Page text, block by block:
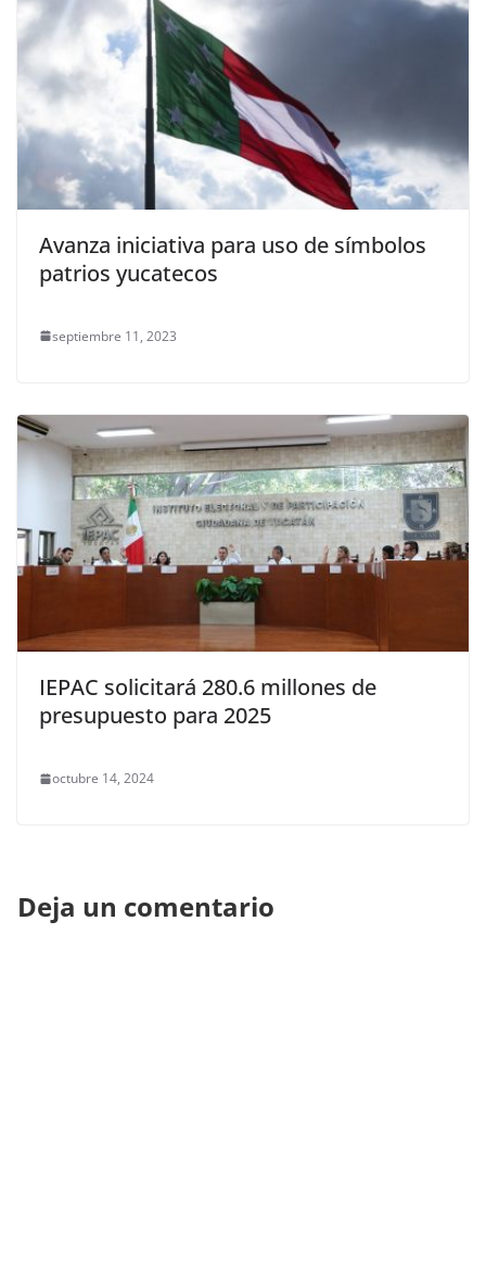
Avanza iniciativa para uso de símbolos
patrios yucatecos
septiembre 11, 2023
IEPAC solicitará 280.6 millones de
presupuesto para 2025
octubre 14, 2024
Deja un comentario